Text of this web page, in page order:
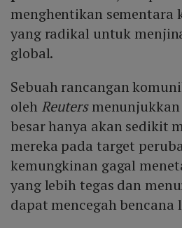
menghentikan sementara
yang radikal untuk
global.
Sebuah rancangan
oleh Reutersmenunjukkan
besar hanya akan sedikit
mereka pada target
kemungkinan gagal
yang lebih tegas dan
dapat mencegah bencana